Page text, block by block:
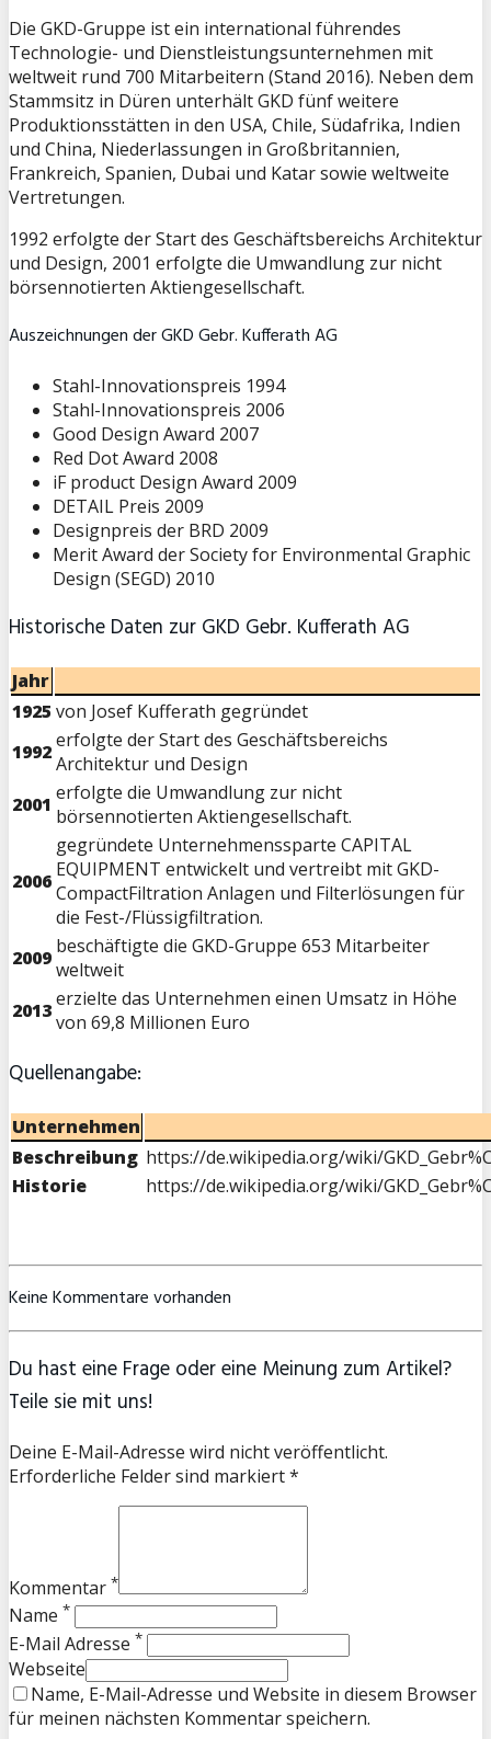
Die GKD-Gruppe ist ein international führendes
Technologie- und Dienstleistungsunternehmen mit
weltweit rund 700 Mitarbeitern (Stand 2016). Neben dem
Stammsitz in Düren unterhält GKD fünf weitere
Produktionsstätten in den USA, Chile, Südafrika, Indien
und China, Niederlassungen in Großbritannien,
Frankreich, Spanien, Dubai und Katar sowie weltweite
Vertretungen.
1992 erfolgte der Start des Geschäftsbereichs Architektur
und Design, 2001 erfolgte die Umwandlung zur nicht
börsennotierten Aktiengesellschaft.
Auszeichnungen der GKD Gebr. Kufferath AG
Stahl-Innovationspreis 1994
Stahl-Innovationspreis 2006
Good Design Award 2007
Red Dot Award 2008
iF product Design Award 2009
DETAIL Preis 2009
Designpreis der BRD 2009
Merit Award der Society for Environmental Graphic
Design (SEGD) 2010
Historische Daten zur GKD Gebr. Kufferath AG
Jahr
1925 von Josef Kufferath gegründet
1992erfolgte der Start des Geschäftsbereichs
Architektur und Design
2001 erfolgte die Umwandlung zur nicht
börsennotierten Aktiengesellschaft.
2006
gegründete Unternehmenssparte CAPITAL
EQUIPMENT entwickelt und vertreibt mit GKD-
CompactFiltration Anlagen und Filterlösungen für
die Fest-/Flüssigfiltration.
2009 beschäftigte die GKD-Gruppe 653 Mitarbeiter
weltweit
2013erzielte das Unternehmen einen Umsatz in Höhe
von 69,8 Millionen Euro
Quellenangabe:
Unternehmen
Beschreibung https://de.wikipedia.org/wiki/
Historie
https://de.wikipedia.org/wiki/
Keine Kommentare vorhanden
Du hast eine Frage oder eine Meinung zum Artikel?
Teile sie mit uns!
Deine E-Mail-Adresse wird nicht veröffentlicht.
Erforderliche Felder sind markiert *
Kommentar *
Name *
E-Mail Adresse *
Webseite
Name, E-Mail-Adresse und Website in diesem Browser
für meinen nächsten Kommentar speichern.